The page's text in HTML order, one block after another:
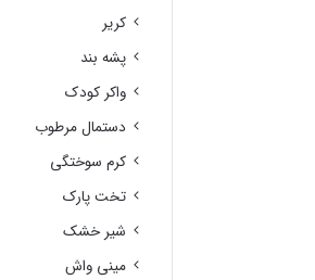
کریر
پشه بند
واکر کودک
دستمال مرطوب
کرم سوختگی
تخت پارک
شیر خشک
مینی واش